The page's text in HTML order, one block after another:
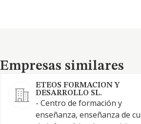
Empresas similares
Empresas similares
ETEOS FORMACION Y
DESARROLLO SL.
- Centro de formación y
enseñanza, enseñanza de